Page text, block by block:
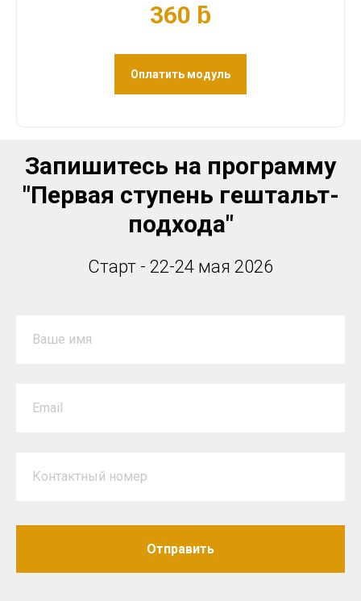
360 ƃ
Оплатить модуль
Запишитесь на программу
"Первая ступень гештальт-
подхода"
Старт - 22-24 мая 2026
Ваше имя
Email
Контактный номер
Отправить